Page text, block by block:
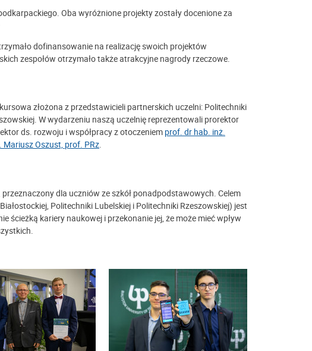
Oba wyróżnione projekty zostały docenione za
dofinansowanie na realizację swoich projektów
zespołów otrzymało także atrakcyjne nagrody rzeczowe.
złożona z przedstawicieli partnerskich uczelni: Politechniki
W wydarzeniu naszą uczelnię reprezentowali prorektor
ds. rozwoju i współpracy z otoczeniem prof. dr hab. inż.
Mariusz Oszust, prof. PRz.
dla uczniów ze szkół ponadpodstawowych. Celem
Politechniki Lubelskiej i Politechniki Rzeszowskiej) jest
ścieżką kariery naukowej i przekonanie jej, że może mieć wpływ